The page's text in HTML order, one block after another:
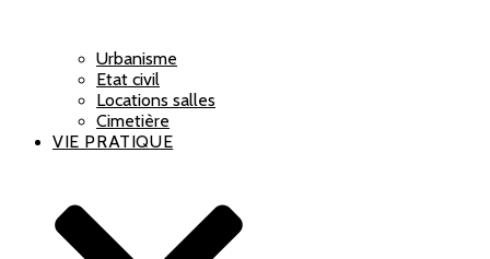
Urbanisme
Etat civil
Locations salles
Cimetière
VIE PRATIQUE